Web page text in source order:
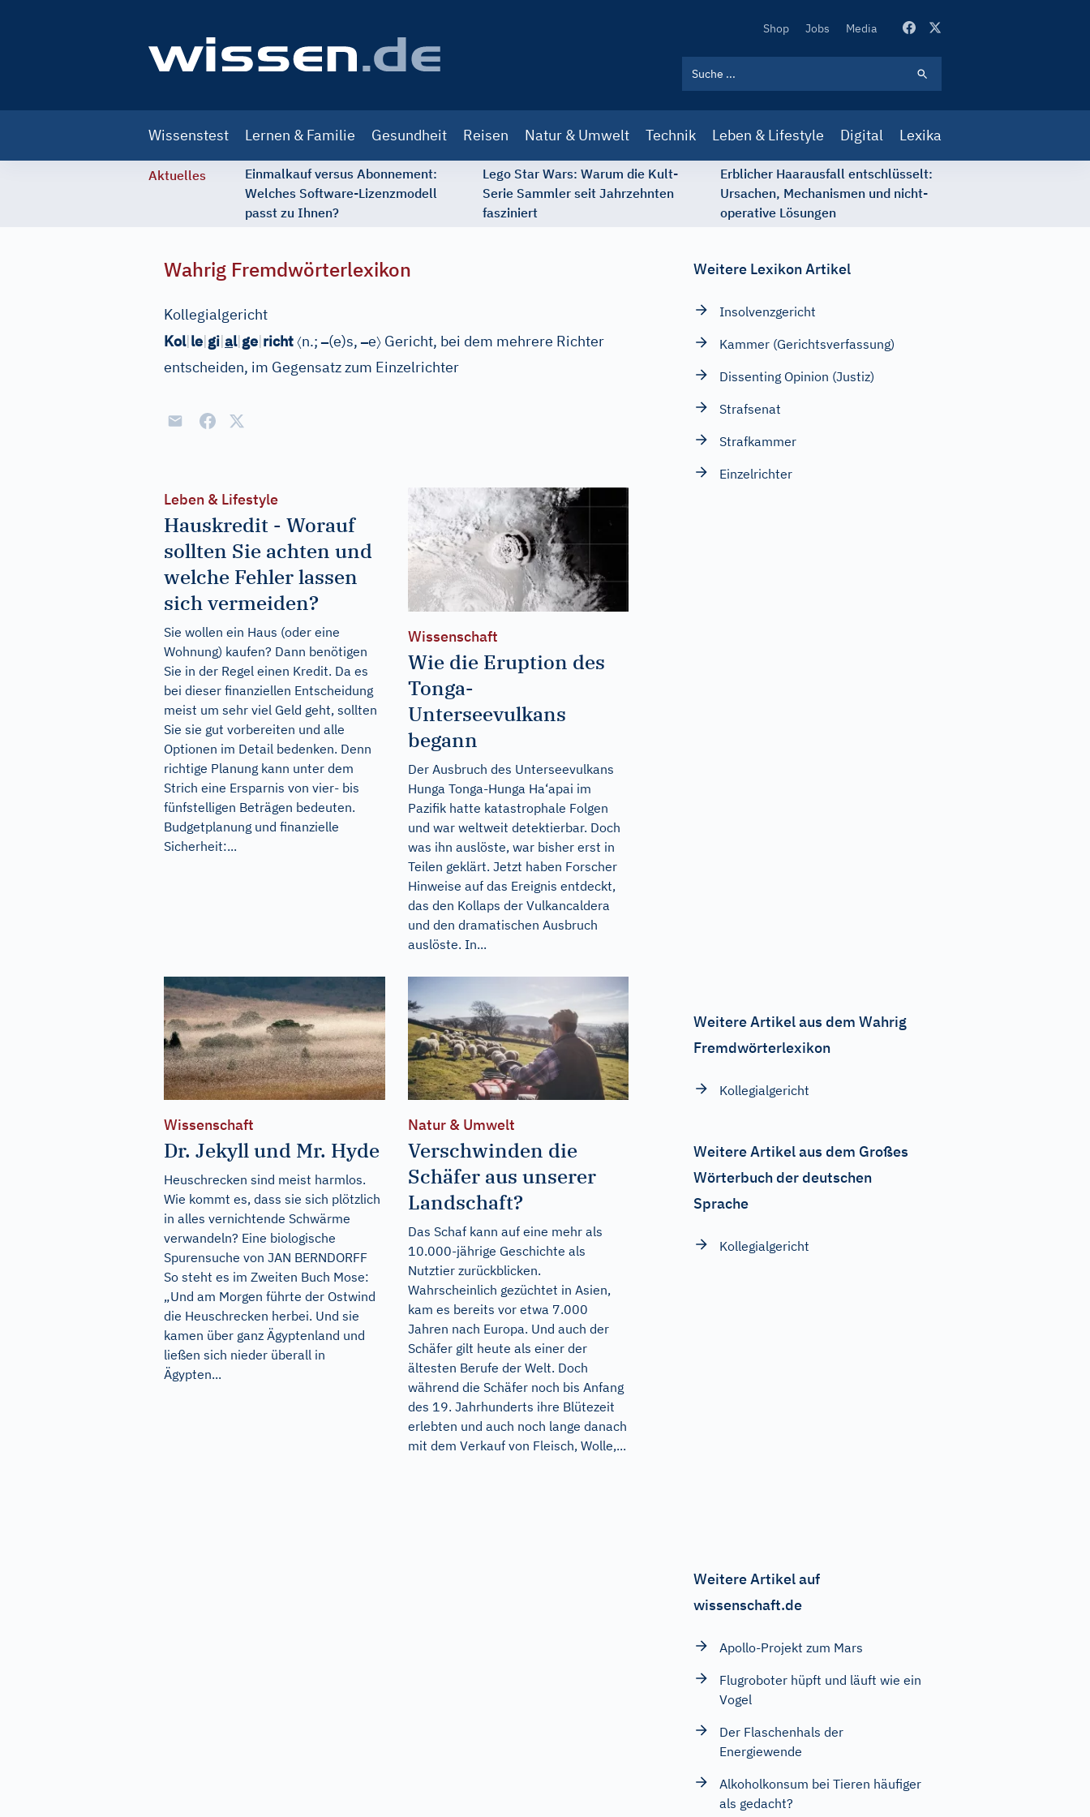
Secondary
Shop Jobs Media
navigation
Wissenstest Lernen & Familie Gesundheit Reisen Natur & Umwelt Technik Leben & Lifestyle Digital Lexika
Aktuelles
Einmalkauf versus Abonnement:
Welches Software-Lizenzmodell
passt zu Ihnen?
Lego Star Wars: Warum die Kult-
Serie Sammler seit Jahrzehnten
fasziniert
Erblicher Haarausfall entschlüsselt:
Ursachen, Mechanismen und nicht-
operative Lösungen
Wahrig Fremdwörterlexikon
Kollegialgericht
Kol|le|gi|al|ge|richt〈n.;–(e)s,–e〉 Gericht, bei dem mehrere Richter
entscheiden, im Gegensatz zum Einzelrichter
Leben & Lifestyle
Hauskredit - Worauf
sollten Sie achten und
welche Fehler lassen
sich vermeiden?
Sie wollen ein Haus (oder eine
Wohnung) kaufen? Dann benötigen
Sie in der Regel einen Kredit. Da es
bei dieser finanziellen Entscheidung
meist um sehr viel Geld geht, sollten
Sie sie gut vorbereiten und alle
Optionen im Detail bedenken. Denn
richtige Planung kann unter dem
Strich eine Ersparnis von vier- bis
fünfstelligen Beträgen bedeuten.
Budgetplanung und finanzielle
Sicherheit:...
Wissenschaft
Wie die Eruption des
Tonga-
Unterseevulkans
begann
Der Ausbruch des Unterseevulkans
Hunga Tonga-Hunga Ha‘apai im
Pazifik hatte katastrophale Folgen
und war weltweit detektierbar. Doch
was ihn auslöste, war bisher erst in
Teilen geklärt. Jetzt haben Forscher
Hinweise auf das Ereignis entdeckt,
das den Kollaps der Vulkancaldera
und den dramatischen Ausbruch
auslöste. In...
Wissenschaft
Dr. Jekyll und Mr. Hyde
Heuschrecken sind meist harmlos.
Wie kommt es, dass sie sich plötzlich
in alles vernichtende Schwärme
verwandeln? Eine biologische
Spurensuche von JAN BERNDORFF
So steht es im Zweiten Buch Mose:
„Und am Morgen führte der Ostwind
die Heuschrecken herbei. Und sie
kamen über ganz Ägyptenland und
ließen sich nieder überall in
Ägypten...
Natur & Umwelt
Verschwinden die
Schäfer aus unserer
Landschaft?
Das Schaf kann auf eine mehr als
10.000-jährige Geschichte als
Nutztier zurückblicken.
Wahrscheinlich gezüchtet in Asien,
kam es bereits vor etwa 7.000
Jahren nach Europa. Und auch der
Schäfer gilt heute als einer der
ältesten Berufe der Welt. Doch
während die Schäfer noch bis Anfang
des 19. Jahrhunderts ihre Blütezeit
erlebten und auch noch lange danach
mit dem Verkauf von Fleisch, Wolle,...
Weitere Lexikon Artikel
Insolvenzgericht
Kammer (Gerichtsverfassung)
Dissenting Opinion (Justiz)
Strafsenat
Strafkammer
Einzelrichter
Weitere Artikel aus dem Wahrig
Fremdwörterlexikon
Kollegialgericht
Weitere Artikel aus dem Großes
Wörterbuch der deutschen
Sprache
Kollegialgericht
Weitere Artikel auf
wissenschaft.de
Apollo-Projekt zum Mars
Flugroboter hüpft und läuft wie ein
Vogel
Der Flaschenhals der
Energiewende
Alkoholkonsum bei Tieren häufiger
als gedacht?